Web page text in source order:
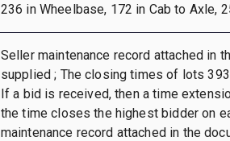
236 in Wheelbase, 172 in Cab to Axle,
Seller maintenance record attached in
supplied ; The closing times of lots
If a bid is received, then a time
the time closes the highest bidder on
maintenance record attached in the